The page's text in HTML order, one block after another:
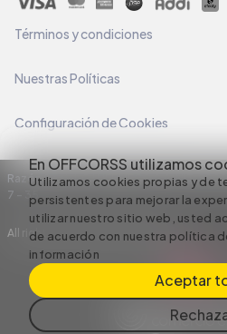
En OFFCORSS utilizamos
Utilizamos cookies propias y de
persistentes para mejorar la
utilizar nuestro sitio web, usted
de acuerdo con nuestra política
información
Aceptar
Términos y condiciones
Nuestras Políticas
Configuración de Cookies
Razón Social: C.I HERMECO S.A. NIT:
7 – 35
All rights reserved empowered by